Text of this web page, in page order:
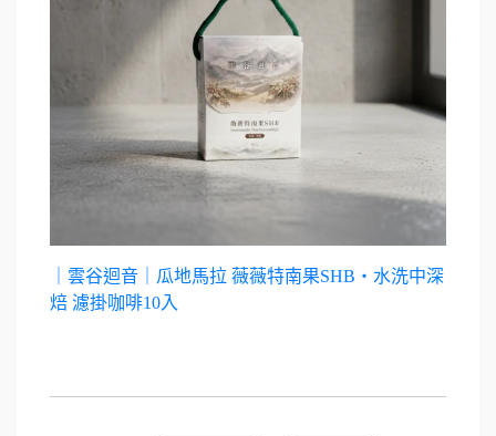
｜雲谷迴音｜瓜地馬拉 薇薇特南果SHB・水洗中深
焙 濾掛咖啡10入